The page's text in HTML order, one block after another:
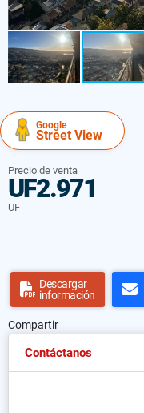
Google
Street View
Precio de venta
UF2.971
UF
Descargar
información
Compartir
Contáctanos